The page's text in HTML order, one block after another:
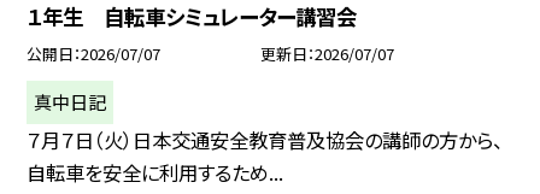
１年生 自転車シミュレーター講習会
公開日 2026/07/07 更新日 2026/07/07
真中日記
７月７日（火）日本交通安全教育普及協会の講師の方から、
自転車を安全に利用するため...